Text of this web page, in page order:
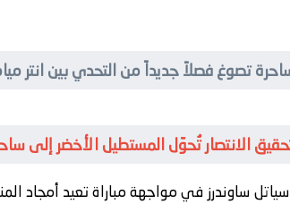
تصوغ فصلاً جديداً من التحدي بين انتر
الانتصار تُحوّل المستطيل الأخضر إلى
سياتل ساوندرز في مواجهة مباراة تعيد أمجاد